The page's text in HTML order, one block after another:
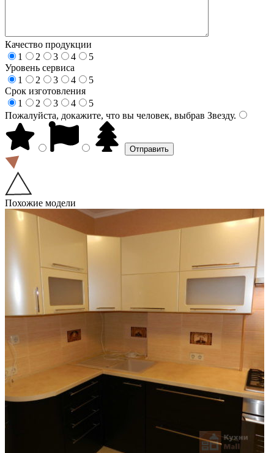
Качество продукции
1
2 3 4
5
Уровень сервиса
1
2 3 4
5
Срок изготовления
1
2 3 4
5
Пожалуйста, докажите, что вы человек, выбрав Звезду.
Похожие модели